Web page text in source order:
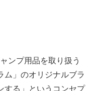
ンプ用品を取り扱う
ム」のオリジナルブラ
する」というコンセプ